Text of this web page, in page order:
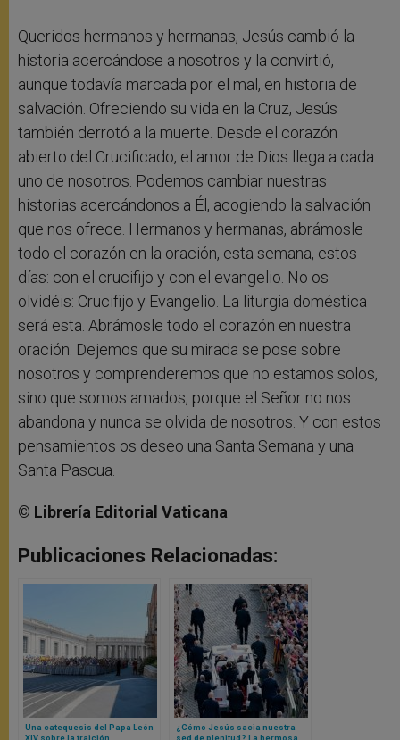
Queridos hermanos y hermanas, Jesús cambió la
historia acercándose a nosotros y la convirtió,
aunque todavía marcada por el mal, en historia de
salvación. Ofreciendo su vida en la Cruz, Jesús
también derrotó a la muerte. Desde el corazón
abierto del Crucificado, el amor de Dios llega a cada
uno de nosotros. Podemos cambiar nuestras
historias acercándonos a Él, acogiendo la salvación
que nos ofrece. Hermanos y hermanas, abrámosle
todo el corazón en la oración, esta semana, estos
días: con el crucifijo y con el evangelio. No os
olvidéis: Crucifijo y Evangelio. La liturgia doméstica
será esta. Abrámosle todo el corazón en nuestra
oración. Dejemos que su mirada se pose sobre
nosotros y comprenderemos que no estamos solos,
sino que somos amados, porque el Señor no nos
abandona y nunca se olvida de nosotros. Y con estos
pensamientos os deseo una Santa Semana y una
Santa Pascua.
© Librería Editorial Vaticana
Publicaciones Relacionadas:
Una catequesis del Papa León
XIV sobre la traición
¿Cómo Jesús sacia nuestra
sed de plenitud? La hermosa